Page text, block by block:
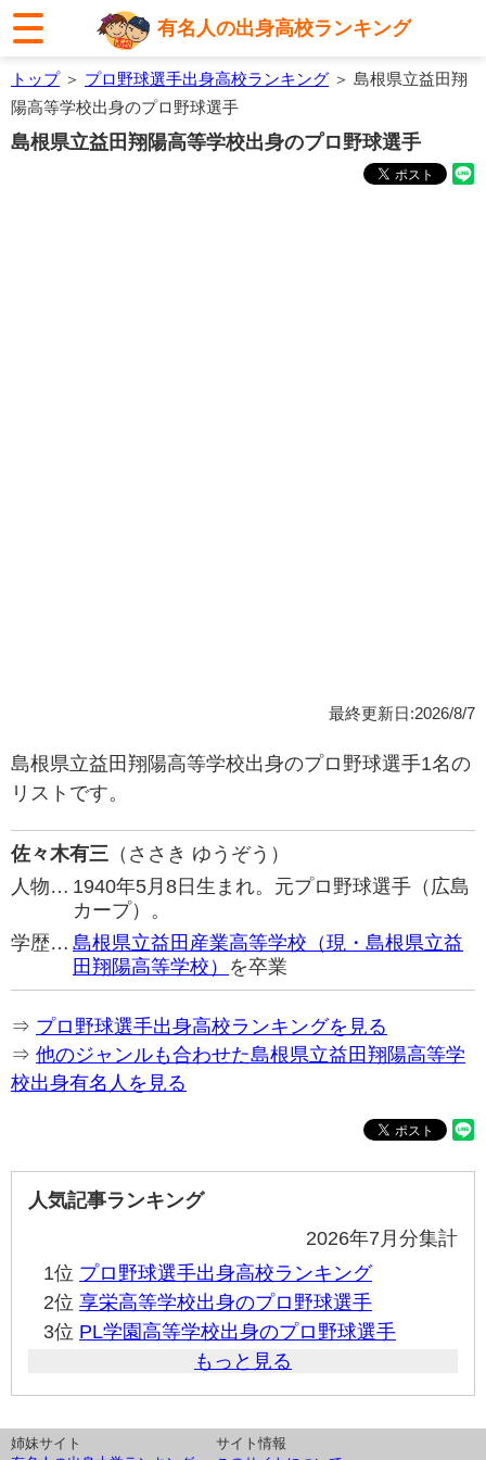
有名人の出身高校ランキング
トップ＞ プロ野球選手出身高校ランキング ＞ 島根県立益田翔
陽高等学校出身のプロ野球選手
島根県立益田翔陽高等学校出身のプロ野球選手
最終更新日:2026/8/7
島根県立益田翔陽高等学校出身のプロ野球選手1名の
リストです。
佐々木有三 （ささき ゆうぞう）
人物… 1940年5月8日生まれ。元プロ野球選手（広島
カープ）。
学歴… 島根県立益田産業高等学校（現・島根県立益
田翔陽高等学校） を卒業
⇒ プロ野球選手出身高校ランキングを見る
⇒ 他のジャンルも合わせた島根県立益田翔陽高等学
校出身有名人を見る
人気記事ランキング
2026年7月分集計
1位 プロ野球選手出身高校ランキング
2位 享栄高等学校出身のプロ野球選手
3位 PL学園高等学校出身のプロ野球選手
もっと見る
姉妹サイト
サイト情報